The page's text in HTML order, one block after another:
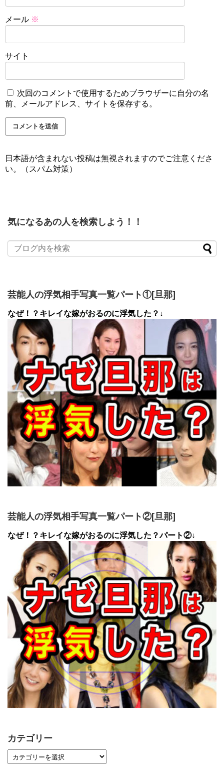
メール ※
サイト
次回のコメントで使用するためブラウザーに自分の名
前、メールアドレス、サイトを保存する。
日本語が含まれない投稿は無視されますのでご注意くださ
い。（スパム対策）
気になるあの人を検索しよう！！
芸能人の浮気相手写真一覧パート①[旦那]
なぜ！？キレイな嫁がおるのに浮気した？↓
芸能人の浮気相手写真一覧パート②[旦那]
なぜ！？キレイな嫁がおるのに浮気した？パート②↓
カテゴリー